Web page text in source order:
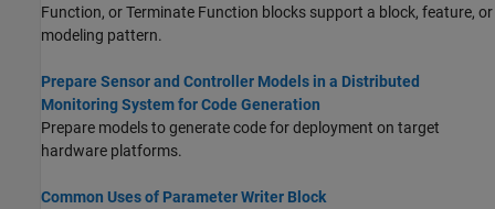
Function, orTerminate Function blocks support a block, feature, or
modeling pattern.
Prepare Sensor and Controller Models in a Distributed
Monitoring System for Code Generation
Prepare models to generate code for deployment on target
hardware platforms.
Common Uses of Parameter Writer Block